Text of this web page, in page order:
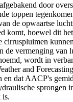
door
toppen
de opwaartse
komt, hoewel dit
cirruspluimen
de vermenging
wordt in
and
dat AACP's
is.